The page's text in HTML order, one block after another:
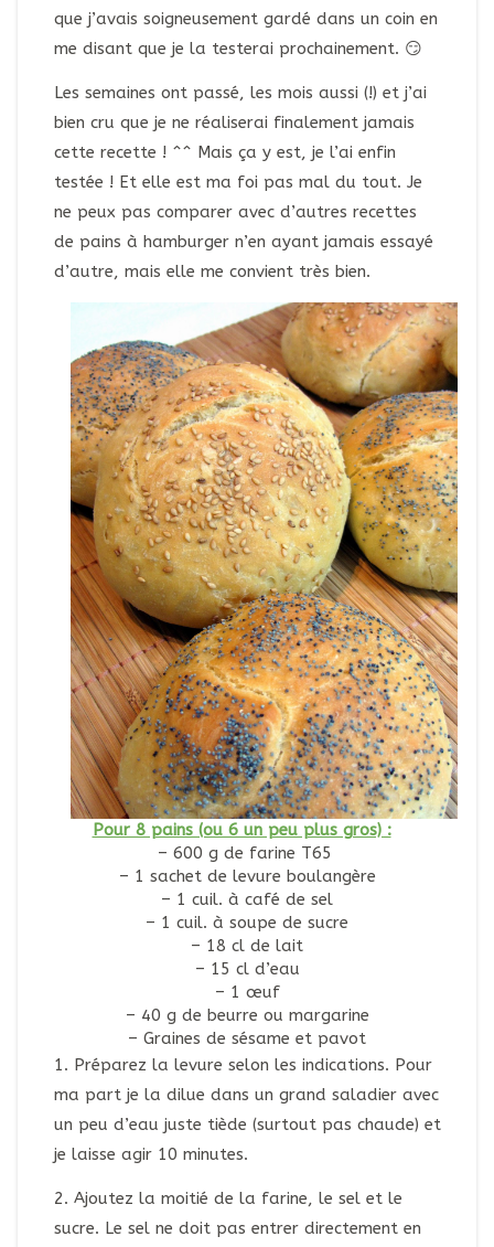
que j’avais soigneusement gardé dans un coin en
me disant que je la testerai prochainement. 😏
Les semaines ont passé, les mois aussi (!) et j’ai
bien cru que je ne réaliserai finalement jamais
cette recette ! ^^ Mais ça y est, je l’ai enfin
testée ! Et elle est ma foi pas mal du tout. Je
ne peux pas comparer avec d’autres recettes
de pains à hamburger n’en ayant jamais essayé
d’autre, mais elle me convient très bien.
Pour 8 pains (ou 6 un peu plus gros) :
– 600 g de farine T65
– 1 sachet de levure boulangère
– 1 cuil. à café de sel
– 1 cuil. à soupe de sucre
– 18 cl de lait
– 15 cl d’eau
– 1 œuf
– 40 g de beurre ou margarine
– Graines de sésame et pavot
1. Préparez la levure selon les indications. Pour
ma part je la dilue dans un grand saladier avec
un peu d’eau juste tiède (surtout pas chaude) et
je laisse agir 10 minutes.
2. Ajoutez la moitié de la farine, le sel et le
sucre. Le sel ne doit pas entrer directement en